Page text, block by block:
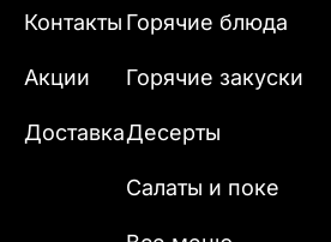
Контакты
Акции
Доставка
Горячие блюда
Горячие закуски
Десерты
Салаты и поке